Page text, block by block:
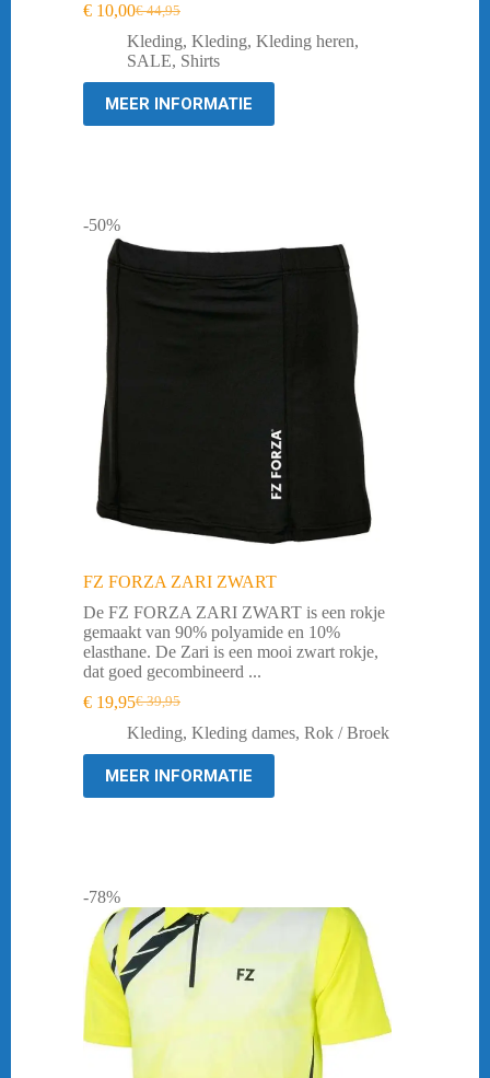
€44,95
Oorspronkelijke
prijs
was:
€ 44,95.
€ 10,00Huidige
prijs
is:
€ 10,00.
Kleding, Kleding, Kleding heren,
SALE, Shirts
MEER INFORMATIE
-50%
FZ FORZA ZARI ZWART
De FZ FORZA ZARI ZWART is een rokje
gemaakt van 90% polyamide en 10%
elasthane. De Zari is een mooi zwart rokje,
dat goed gecombineerd ...
€39,95
Oorspronkelijke
prijs
€ 39,95.
€ 19,95Huidige
prijs
€ 19,95.
Kleding, Kleding dames, Rok / Broek
MEER INFORMATIE
-78%